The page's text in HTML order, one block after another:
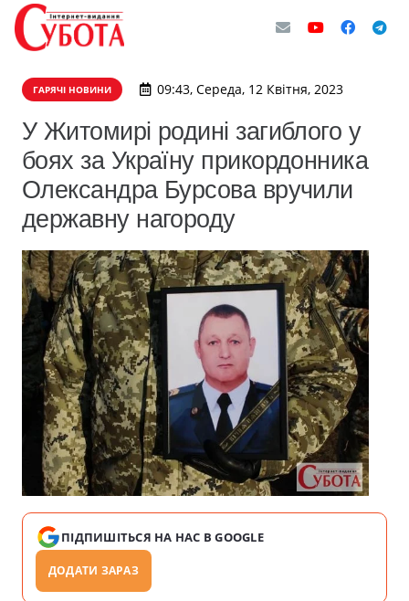
ГАРЯЧІ НОВИНИ 09:43, Середа, 12 Квітня, 2023
У Житомирі родині загиблого у
боях за Україну прикордонника
Олександра Бурсова вручили
державну нагороду
ПІДПИШІТЬСЯ НА НАС В GOOGLE
ДОДАТИ ЗАРАЗ